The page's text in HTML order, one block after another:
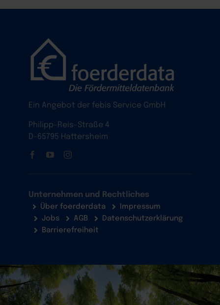
Ein Angebot der febis Service GmbH
Philipp-Reis-Straße 4
D-65795 Hattersheim
Unternehmen und Rechtliches
Über foerderdata
Impressum
Jobs
AGB
Datenschutzerklärung
Barrierefreiheit